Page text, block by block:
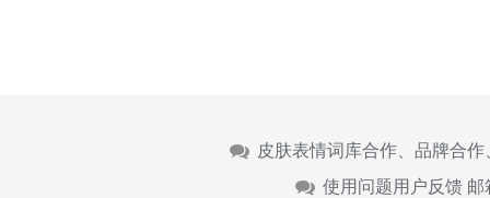
皮肤表情词库合作、品牌合
使用问题用户反馈 邮